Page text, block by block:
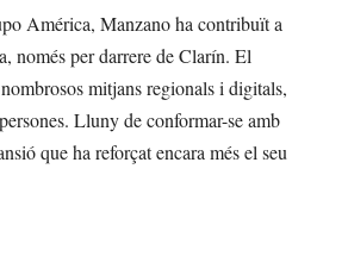
América, Manzano ha contribuït a
només per darrere de Clarín. El
mitjans regionals i digitals,
Lluny de conformar-se amb
que ha reforçat encara més el seu